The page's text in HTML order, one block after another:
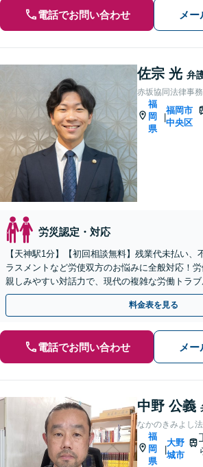
電話でお問い合わせ メ
佐宗 光 弁
赤坂協同法律事
福
岡
県
|
福岡市
中央区
労災認定・対応
【天神駅1分】【初回相談無料】残業代未払い、
ラスメントなど労使双方のお悩みに全般対応！
親しみやすい対話力で、現代の複雑な労働トラ
す。一人で悩まずまずはご相談ください【夜間
料金表を見る
電話でお問い合わせ メ
中野 公義
なかのきみよし
福
岡
県
|
大野
城市